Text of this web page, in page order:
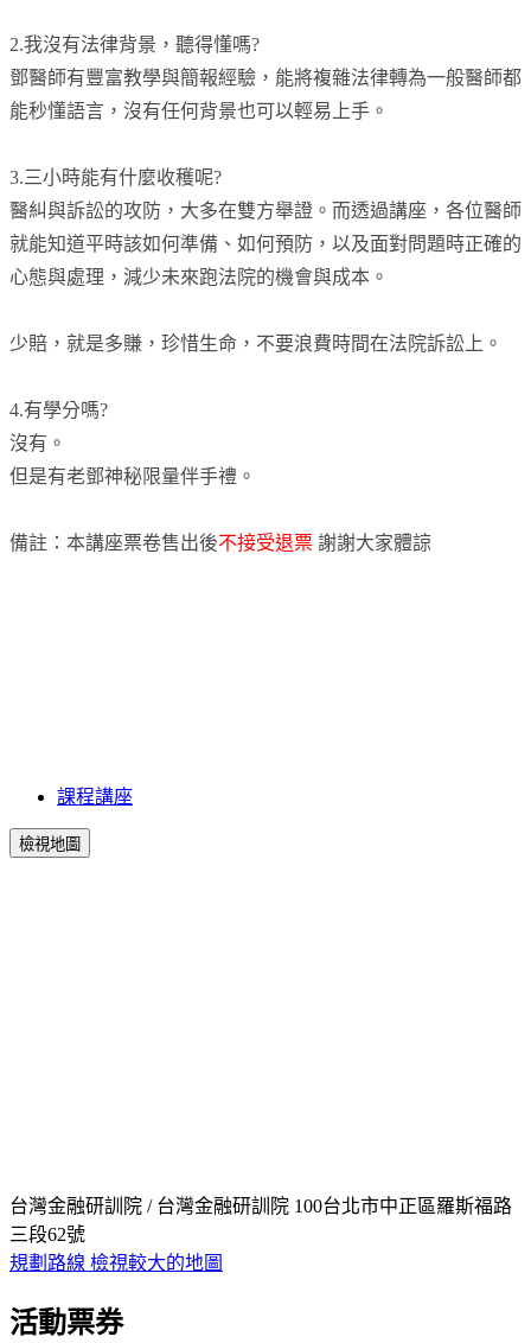
2.我沒有法律背景，聽得懂嗎?
鄧醫師有豐富教學與簡報經驗，能將複雜法律轉為一般醫師都
能秒懂語言，沒有任何背景也可以輕易上手。
3.三小時能有什麼收穫呢?
醫糾與訴訟的攻防，大多在雙方舉證。而透過講座，各位醫師
就能知道平時該如何準備、如何預防，以及面對問題時正確的
心態與處理，減少未來跑法院的機會與成本。
少賠，就是多賺，珍惜生命，不要浪費時間在法院訴訟上。
4.有學分嗎?
沒有。
但是有老鄧神秘限量伴手禮。
備註：本講座票卷售出後不接受退票 謝謝大家體諒
課程講座
檢視地圖
台灣金融研訓院 / 台灣金融研訓院 100台北市中正區羅斯福路
三段62號
規劃路線 檢視較大的地圖
活動票券